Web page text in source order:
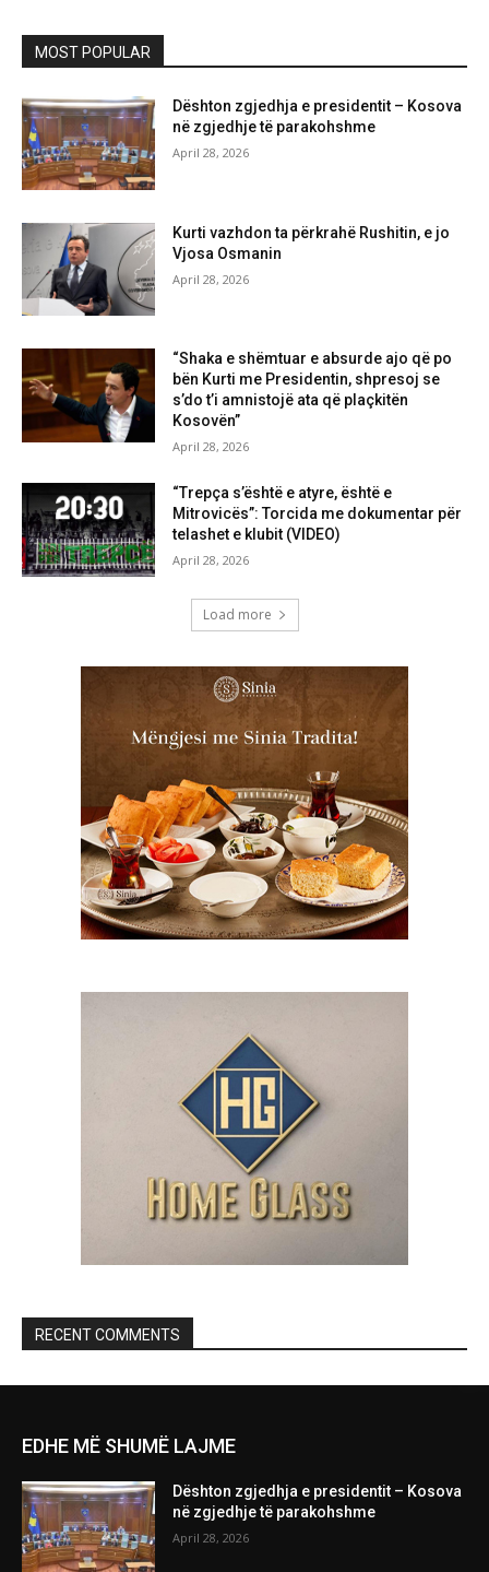
MOST POPULAR
Dështon zgjedhja e presidentit – Kosova
në zgjedhje të parakohshme
April 28, 2026
Kurti vazhdon ta përkrahë Rushitin, e jo
Vjosa Osmanin
April 28, 2026
“Shaka e shëmtuar e absurde ajo që po
bën Kurti me Presidentin, shpresoj se
s’do t’i amnistojë ata që plaçkitën
Kosovën”
April 28, 2026
“Trepça s’është e atyre, është e
Mitrovicës”: Torcida me dokumentar për
telashet e klubit (VIDEO)
April 28, 2026
Load more
RECENT COMMENTS
EDHE MË SHUMË LAJME
Dështon zgjedhja e presidentit – Kosova
në zgjedhje të parakohshme
April 28, 2026